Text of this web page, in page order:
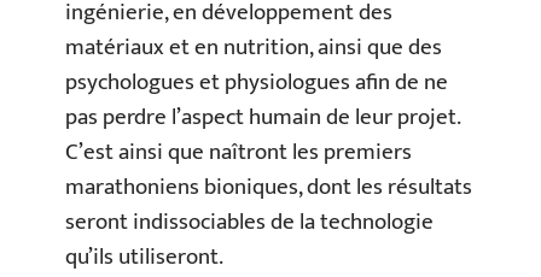
ingénierie, en développement des
matériaux et en nutrition, ainsi que des
psychologues et physiologues afin de ne
pas perdre l’aspect humain de leur projet.
C’est ainsi que naîtront les premiers
marathoniens bioniques, dont les résultats
seront indissociables de la technologie
qu’ils utiliseront.